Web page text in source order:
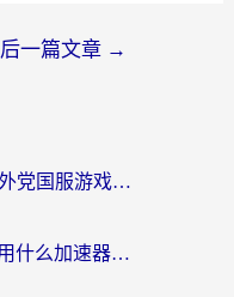
后一篇文章 →
印度怎么玩公主连结？海外党国服游戏加速终极指南（附仙境传说RO重生细胞优化技巧）
国外玩LEGO Super Mario用什么加速器？2026海外玩家亲测有效指南